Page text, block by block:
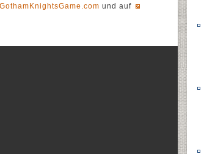
GothamKnightsGame.com und auf